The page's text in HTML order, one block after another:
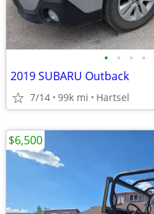
• • • •
2019 SUBARU Outback
7/14 99k mi Hartsel
$6,500